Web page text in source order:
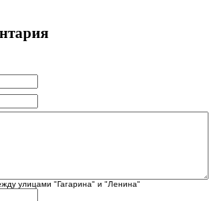
улицами "Гагарина" и "Ленина"